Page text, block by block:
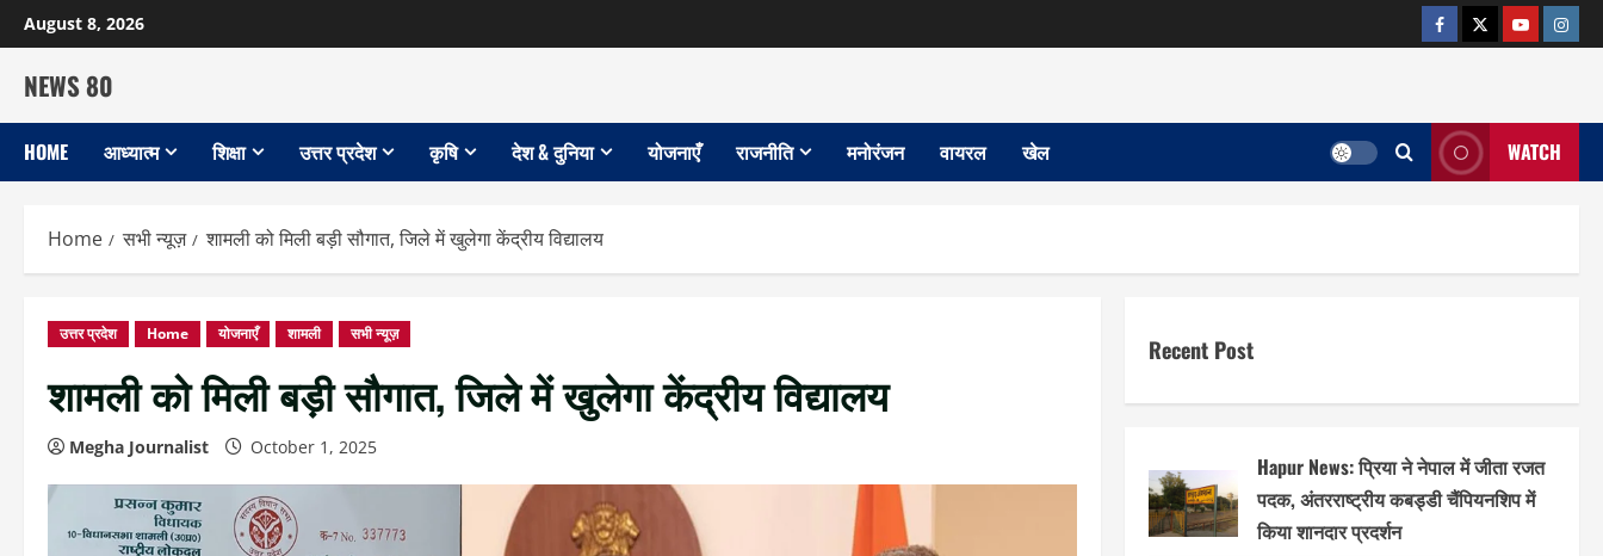
Skip
to
content
August 8, 2026 facebooktwitter
NEWS 80
HOME आध्यात्म शिक्षा उत्तर प्रदेश कृषि देश & दुनिया योजनाएँ राजनीति मनोरंजन वायरल खेल WATCH
Home सभी न्यूज़ शामली को मिली बड़ी सौगात, जिले में खुलेगा केंद्रीय विद्यालय
उत्तर प्रदेश Home योजनाएँ शामली सभी न्यूज़
शामली को मिली बड़ी सौगात, जिले में खुलेगा केंद्रीय विद्यालय
Megha Journalist October 1, 2025
Recent Post
Hapur News: प्रिया ने नेपाल में जीता रजत
पदक, अंतरराष्ट्रीय कबड्डी चैंपियनशिप में
किया शानदार प्रदर्शन